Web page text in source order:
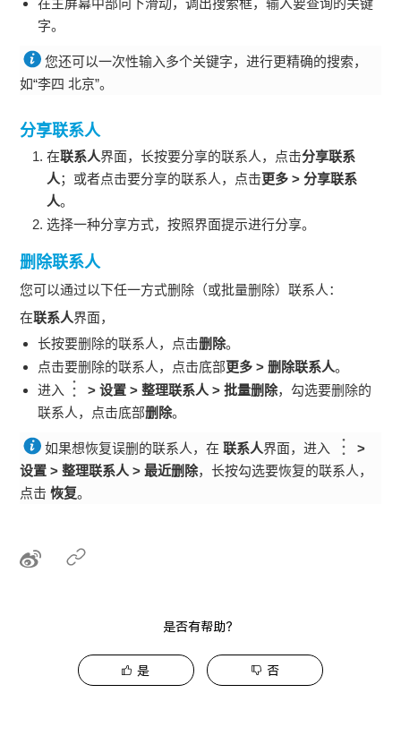
字。
您还可以一次性输入多个关键字，进行更精确的搜索，
如“李四 北京”。
分享联系人
在联系人界面，长按要分享的联系人，点击分享联系
人；或者点击要分享的联系人，点击更多 >分享联系
人。
选择一种分享方式，按照界面提示进行分享。
删除联系人
您可以通过以下任一方式删除（或批量删除）联系人：
在联系人界面，
长按要删除的联系人，点击删除。
点击要删除的联系人，点击底部更多 >删除联系人。
进入
>设置 >整理联系人 >批量删除，勾选要删除的
联系人，点击底部删除。
如果想恢复误删的联系人，在 联系人界面，进入
>
设置 >整理联系人 >最近删除，长按勾选要恢复的联系人，
点击恢复。
是否有帮助？
是 否